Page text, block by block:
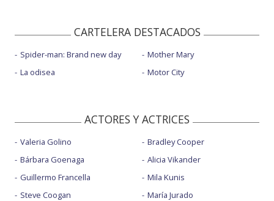
CARTELERA DESTACADOS
Spider-man: Brand new day
La odisea
Mother Mary
Motor City
ACTORES Y ACTRICES
Valeria Golino
Bárbara Goenaga
Guillermo Francella
Steve Coogan
Bradley Cooper
Alicia Vikander
Mila Kunis
María Jurado